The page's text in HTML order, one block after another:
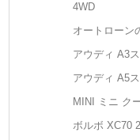
4WD
オートローン
アウディ A3
アウディ A5
MINI ミニ ク
ボルボ XC70